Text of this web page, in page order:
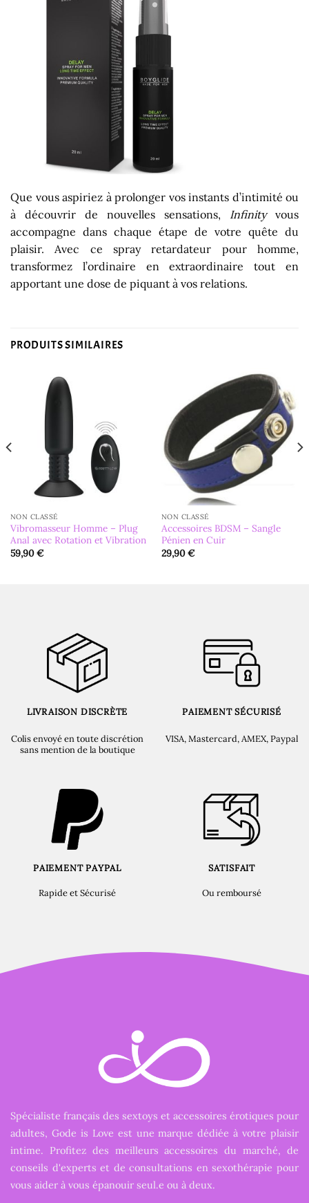
Que vous aspiriez à prolonger vos instants d’intimité ou
à découvrir de nouvelles sensations, Infinityvous
accompagne dans chaque étape de votre quête du
plaisir. Avec ce spray retardateur pour homme,
transformez l’ordinaire en extraordinaire tout en
apportant une dose de piquant à vos relations.
PRODUITS SIMILAIRES
NON CLASSÉ
Vibromasseur Homme – Plug
Anal avec Rotation et Vibration
59,90€
NON CLASSÉ
Accessoires BDSM – Sangle
Pénien en Cuir
29,90€
LIVRAISON DISCRÈTE
Colis envoyé en toute discrétion
sans mention de la boutique
PAIEMENT SÉCURISÉ
VISA, Mastercard, AMEX, Paypal
PAIEMENT PAYPAL
Rapide et Sécurisé
SATISFAIT
Ou remboursé
Spécialiste français des sextoys et accessoires érotiques pour
adultes, Gode is Love est une marque dédiée à votre plaisir
intime. Profitez des meilleurs accessoires du marché, de
conseils d'experts et de consultations en sexothérapie pour
vous aider à vous épanouir seul.e ou à deux.